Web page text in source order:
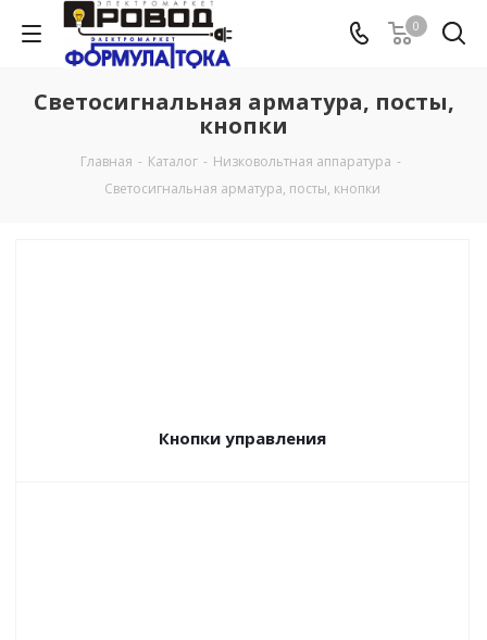
0
Светосигнальная арматура, посты,
кнопки
Главная - Каталог - Низковольтная аппаратура -
Светосигнальная арматура, посты, кнопки
Кнопки управления